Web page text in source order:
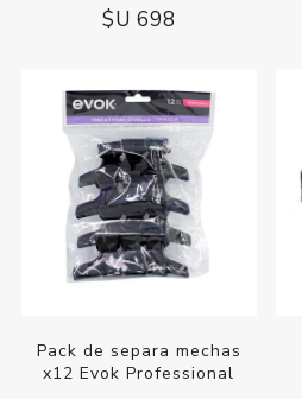
$U 698
Pack de separa mechas
x12 Evok Professional